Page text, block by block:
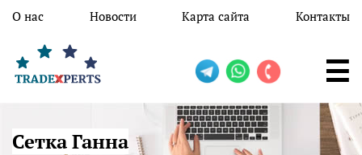
Перейти к основному содержанию
О нас Новости Карта сайта Контакты
Сетка Ганна